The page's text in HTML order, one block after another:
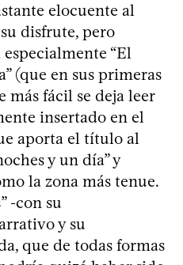
elocuente al
disfrute, pero
“El
(que en sus primeras
más fácil se deja leer
insertado en el
aporta el título al
y un día” y
la zona más tenue.
-con su
y su
que de todas formas